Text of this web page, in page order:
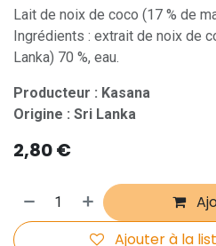
Lait de noix de coco (17 % de
Ingrédients : extrait de noix de
Lanka) 70 %, eau.
Producteur : Kasana
Origine : Sri Lanka
2,80€
Ajouter à la